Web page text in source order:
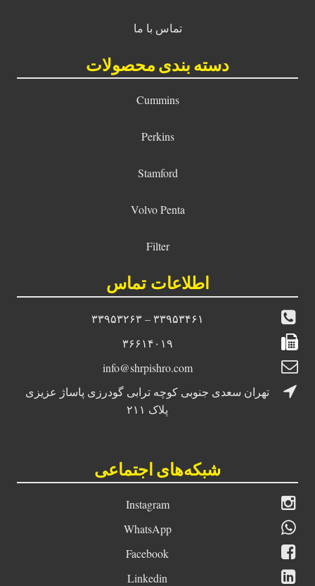
تماس با ما
دسته بندی محصولات
Cummins
Perkins
Stamford
Volvo Penta
Filter
اطلاعات تماس
۳۳۹۵۳۴۶۱ – ۳۳۹۵۳۲۶۳
۳۶۶۱۴۰۱۹
info@shrpishro.com
تهران سعدی جنوبی کوچه ترابی گودرزی پاساژ عزیزی
پلاک ۲۱۱
شبکه‌های اجتماعی
Instagram
WhatsApp
Facebook
Linkedin